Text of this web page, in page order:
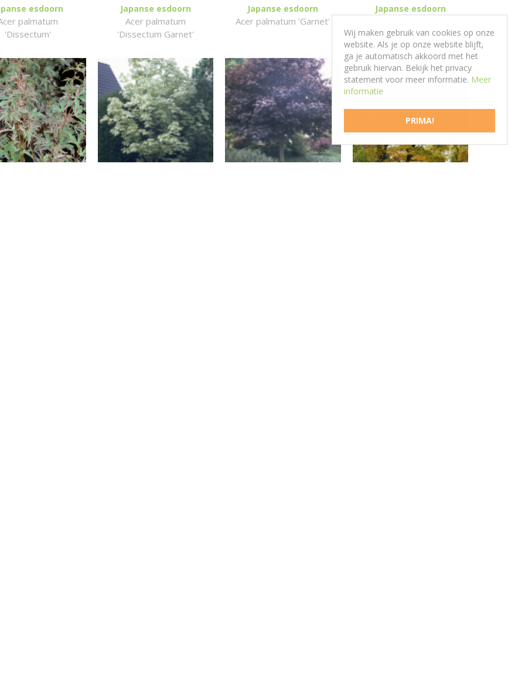
esdoorn
palmatum
'Dissectum'
Japanse esdoorn
Acer palmatum
'Dissectum Garnet'
Japanse esdoorn
Acer palmatum 'Garnet'
Japanse esdoorn
Queen'
PRIMA!
Wij maken gebruik van cookies op onze
website. Als je op onze website blijft,
ga je automatisch akkoord met het
gebruik hiervan. Bekijk het privacy
statement voor meer informatie. Meer
informatie